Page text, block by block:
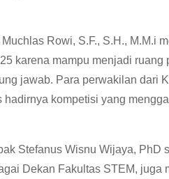
Rowi, S.F., S.H., M.M.i
karena mampu menjadi ruang
jawab. Para perwakilan dari
kompetisi yang
Stefanus Wisnu Wijaya, PhD
Dekan Fakultas STEM, juga